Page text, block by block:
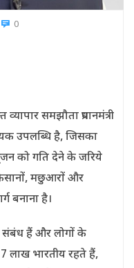
0
समझौता प्रधानमंत्री
उपलब्धि है, जिसका
को गति देने के जरिये
मछुआरों और
बनाना है।
हैं और लोगों के
लाख भारतीय रहते हैं,